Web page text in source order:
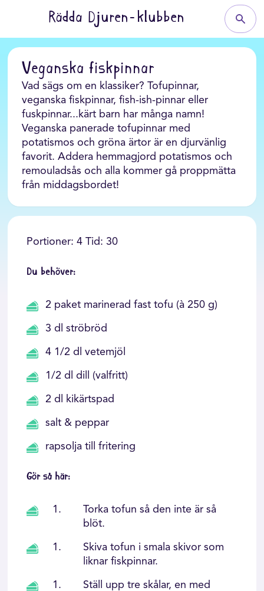
Rädda Djuren-klubben
Veganska fiskpinnar
Vad sägs om en klassiker? Tofupinnar,
veganska fiskpinnar, fish-ish-pinnar eller
fuskpinnar...kärt barn har många namn!
Veganska panerade tofupinnar med
potatismos och gröna ärtor är en djurvänlig
favorit. Addera hemmagjord potatismos och
remouladsås och alla kommer gå proppmätta
från middagsbordet!
Portioner: 4 Tid: 30
Du behöver:
2 paket marinerad fast tofu (à 250 g)
3 dl ströbröd
4 1/2 dl vetemjöl
1/2 dl dill (valfritt)
2 dl kikärtspad
salt & peppar
rapsolja till fritering
Gör så här:
Torka tofun så den inte är så
blöt.
Skiva tofun i smala skivor som
liknar fiskpinnar.
Ställ upp tre skålar, en med